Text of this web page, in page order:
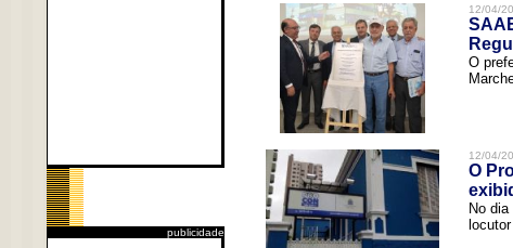
publicidade
12/04/
O
12/04/
O
No